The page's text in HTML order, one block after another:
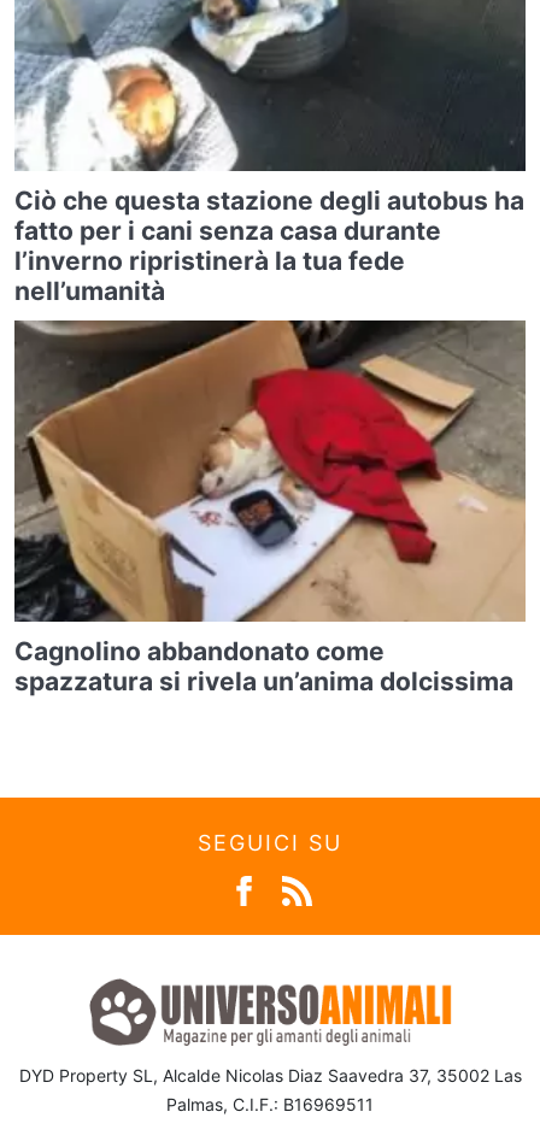
Ciò che questa stazione degli autobus ha
fatto per i cani senza casa durante
l’inverno ripristinerà la tua fede
nell’umanità
Cagnolino abbandonato come
spazzatura si rivela un’anima dolcissima
SEGUICI SU
DYD Property SL, Alcalde Nicolas Diaz Saavedra 37, 35002 Las
Palmas, C.I.F.: B16969511